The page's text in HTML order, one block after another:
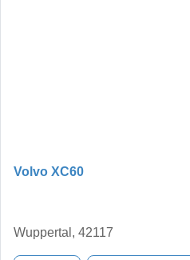
Volvo XC60
Wuppertal, 42117